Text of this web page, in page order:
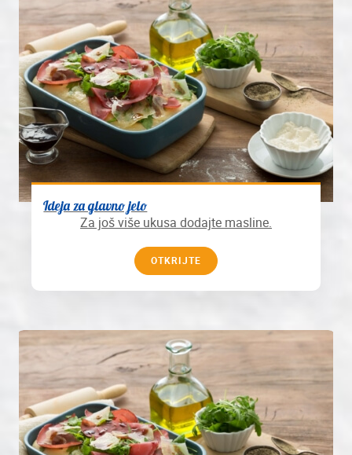
Ideja za glavno jelo
Za još više ukusa dodajte masline.
OTKRIJTE